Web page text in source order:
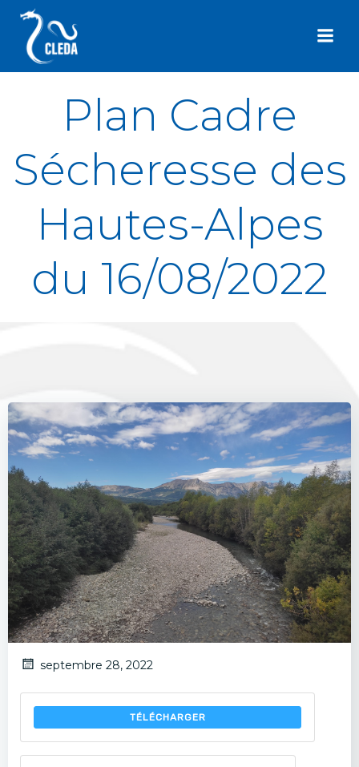
Plan Cadre
Sécheresse des
Hautes-Alpes
du 16/08/2022
septembre 28, 2022
TÉLÉCHARGER